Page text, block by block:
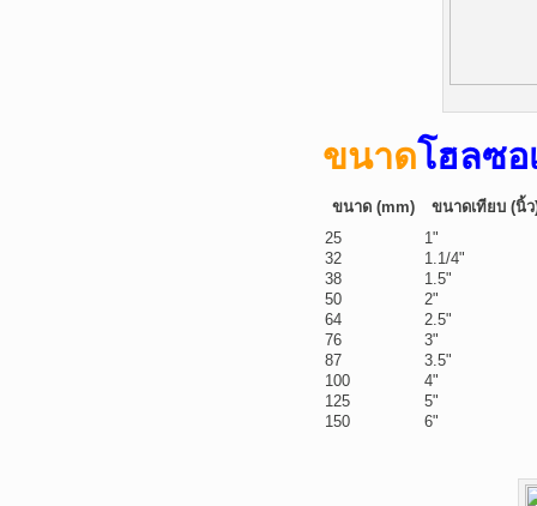
ขนาดโฮลซอ
ขนาด (mm)
ขนาดเทียบ (นิ้ว
25
1"
32
1.1/4"
38
1.5"
50
2"
64
2.5"
76
3"
87
3.5"
100
4"
125
5"
150
6"